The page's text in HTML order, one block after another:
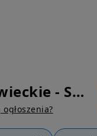
Opel Insignia A Mazowieckie - Samochody Osobowe